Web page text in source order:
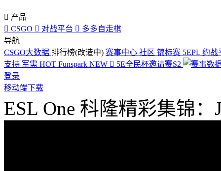
 产品
 CSGO  对战平台  多多自走棋
导航
CSGO大数据 排行榜(改造中) 赛事中心 社区 锦标赛 5EPL 约战
支持 军需 HOT Funspark NEW  5E全民杯邀请赛S2
登录
移动端下载
ESL One 科隆精彩集锦